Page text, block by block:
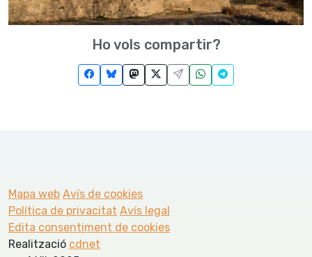
Ho vols compartir?
Mapa web Avís de cookies
Política de privacitat Avís legal
Edita consentiment de cookies
Realització cdnet